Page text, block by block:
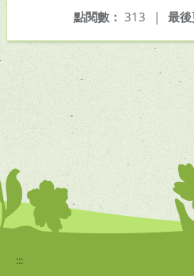
最後
點閱數： 313 |
:::